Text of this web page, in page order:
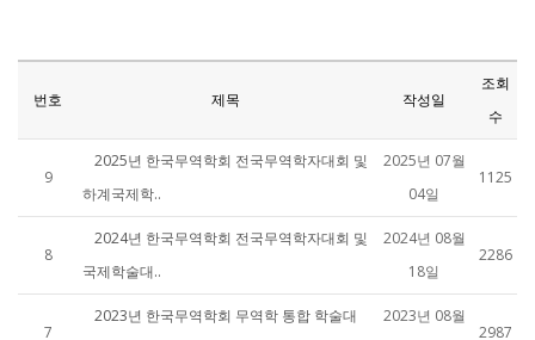
번호 제목 작성일
조회
수
9
2025년 한국무역학회 전국무역학자대회 및
하계국제학..
2025년 07월
04일
1125
8
2024년 한국무역학회 전국무역학자대회 및
국제학술대..
2024년 08월
18일
2286
7
2023년 한국무역학회 무역학 통합 학술대
2023년 08월
2987